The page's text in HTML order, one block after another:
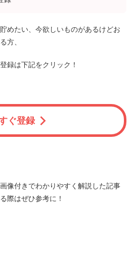
めたい、今欲しいものがあるけどお
方、
録は下記をクリック！
ぐ登録
像付きでわかりやすく解説した記事
際はぜひ参考に！